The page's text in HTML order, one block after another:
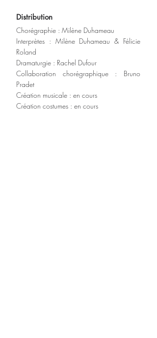
Distribution
Chorégraphie : Milène Duhameau
Interprètes : Milène Duhameau & Félicie
Roland
Dramaturgie : Rachel Dufour
Collaboration chorégraphique : Bruno
Pradet
Création musicale : en cours
Création costumes : en cours